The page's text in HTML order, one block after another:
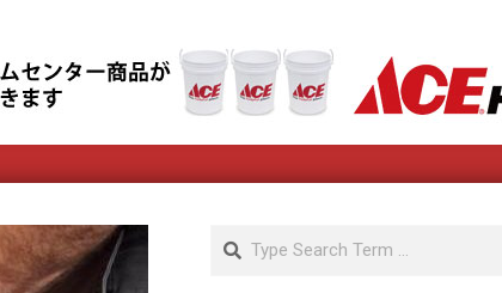
Search